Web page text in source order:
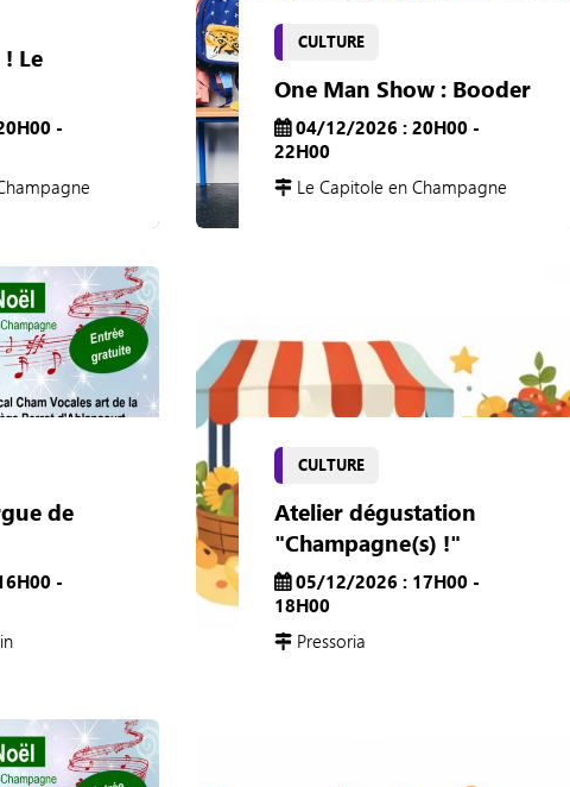
Le
-
CULTURE
One Man Show : Booder
04/12/2026 : 20H00 -
22H00
Le Capitole en Champagne
de
-
CULTURE
Atelier dégustation
"Champagne(s) !"
05/12/2026 : 17H00 -
18H00
Pressoria